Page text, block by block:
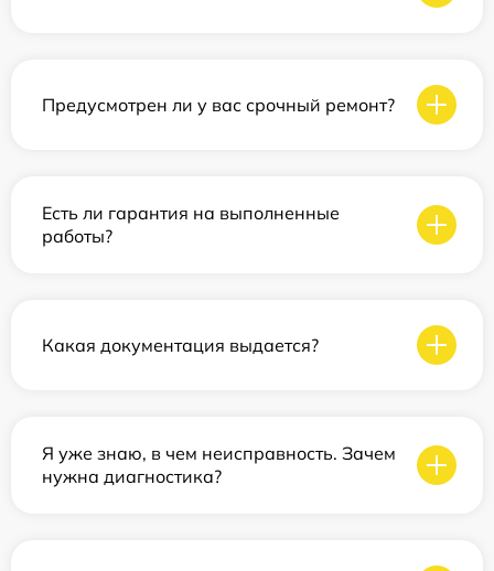
Предусмотрен ли у вас срочный ремонт?
Есть ли гарантия на выполненные
работы?
Какая документация выдается?
Я уже знаю, в чем неисправность. Зачем
нужна диагностика?